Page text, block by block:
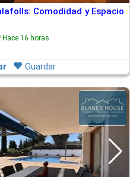
Comodidad y Espacio
Hace 16 horas
Guardar